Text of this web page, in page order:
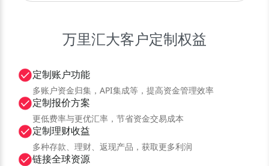
万里汇大客户定制权益
定制账户功能
多账户资金归集，API集成等，提高资金管理效率
定制报价方案
更低费率与更优汇率，节省资金交易成本
定制理财收益
多种存款、理财、返现产品，获取更多利润
链接全球资源